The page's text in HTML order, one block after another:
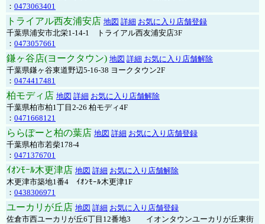
： 0473063401
トライアル西友浦安店 地図 詳細 お気に入り店舗登録
千葉県浦安市北栄1-14-1 トライアル西友浦安店3F
： 0473057661
鎌ヶ谷店(ヨークタウン) 地図 詳細 お気に入り店舗解除
千葉県鎌ヶ谷東道野辺5-16-38 ヨークタウン2F
： 0474417481
柏モディ店 地図 詳細 お気に入り店舗解除
千葉県柏市柏1丁目2-26 柏モディ4F
： 0471668121
ららぽーと柏の葉店 地図 詳細 お気に入り店舗登録
千葉県柏市若柴178-4
： 0471376701
ｲｵﾝﾓｰﾙ木更津店 地図 詳細 お気に入り店舗解除
木更津市築地1番4 ｲｵﾝﾓｰﾙ木更津1F
： 0438306971
ユーカリが丘店 地図 詳細 お気に入り店舗登録
佐倉市西ユーカリが丘6丁目12番地3 イオンタウンユーカリが丘東街